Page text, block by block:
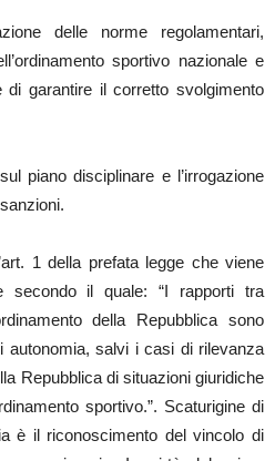
delle norme regolamentari,
sportivo nazionale e
garantire il corretto svolgimento
piano disciplinare e l’irrogazione
1 della prefata legge che viene
secondo il quale: “I rapporti tra
della Repubblica sono
autonomia, salvi i casi di rilevanza
Repubblica di situazioni giuridiche
sportivo.”. Scaturigine di
è il riconoscimento del vincolo di